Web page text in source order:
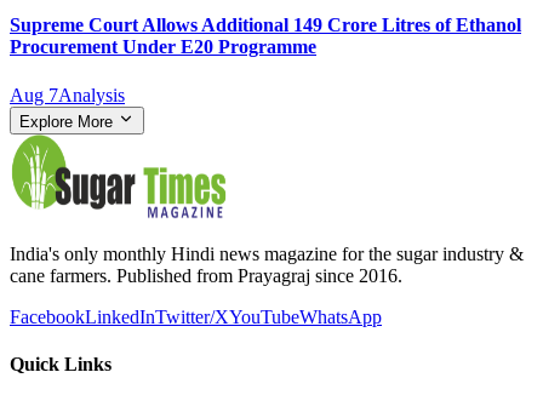
Supreme Court Allows Additional 149 Crore Litres of Ethanol
Procurement Under E20 Programme
Aug 7Analysis
Explore More
India's only monthly Hindi news magazine for the sugar industry &
cane farmers. Published from Prayagraj since 2016.
FacebookLinkedInTwitter/XYouTubeWhatsApp
Quick Links